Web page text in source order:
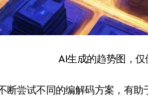
AI生成的趋势图，仅
断尝试不同的编解码方案，有助